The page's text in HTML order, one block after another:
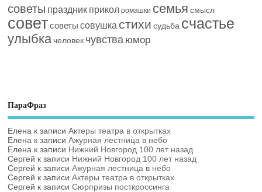
советы праздник прикол ромашки семья смысл
совет советы совушка стихи судьба счастье
улыбка человек чувства юмор
ПараФраз
Елена к записиАктеры театра в открытках
Елена к записиАжурная лестница в небо
Елена к записи Нижний Новгород 100 лет назад
Сергей к записи Нижний Новгород 100 лет назад
Сергей к записиАжурная лестница в небо
Сергей к записиАктеры театра в открытках
Сергей к записиСюрпризы посткроссинга